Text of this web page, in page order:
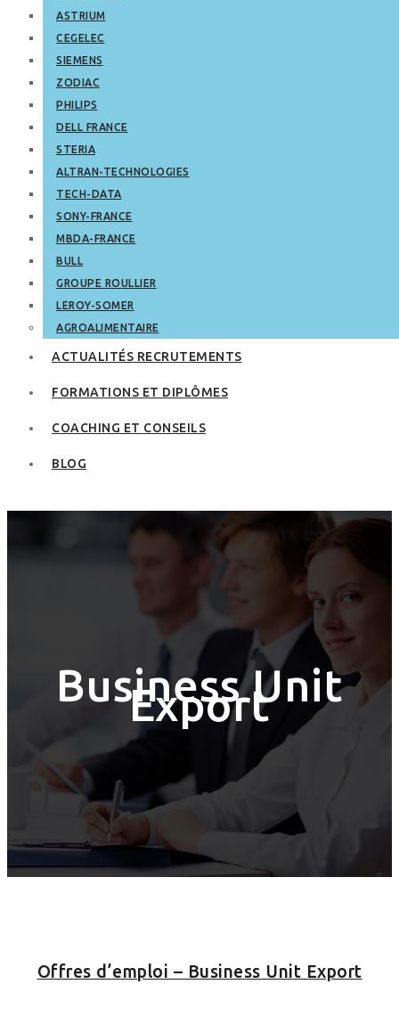
ASTRIUM
CEGELEC
SIEMENS
ZODIAC
PHILIPS
DELL FRANCE
STERIA
ALTRAN-TECHNOLOGIES
TECH-DATA
SONY-FRANCE
MBDA-FRANCE
BULL
GROUPE ROULLIER
LEROY-SOMER
AGROALIMENTAIRE
ACTUALITÉS RECRUTEMENTS
FORMATIONS ET DIPLÔMES
COACHING ET CONSEILS
BLOG
Business Unit
Export
Offres d’emploi – Business Unit Export